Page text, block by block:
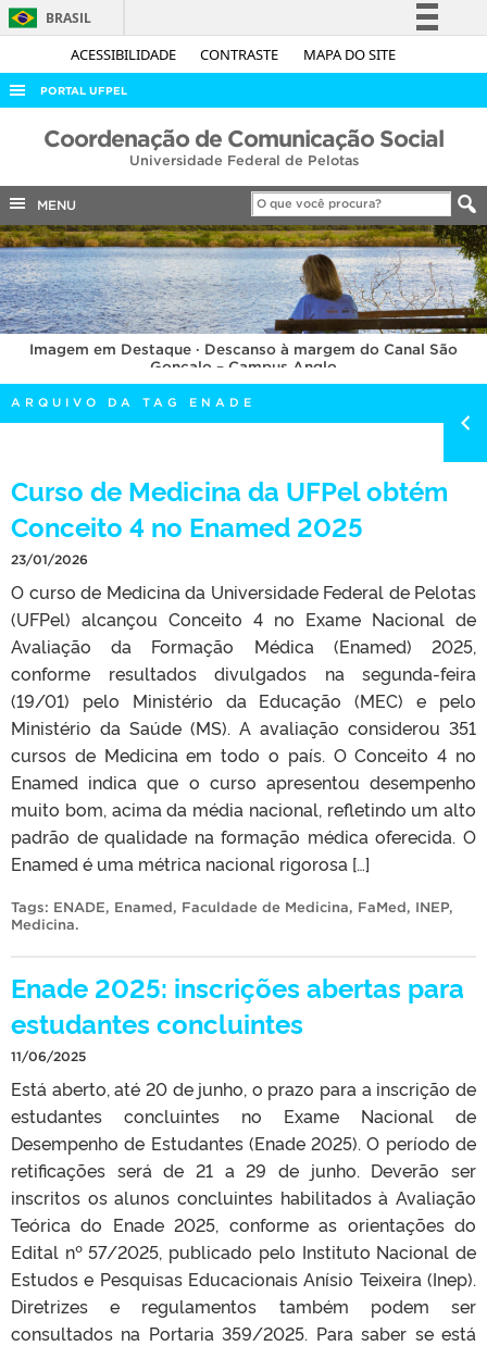
ACESSIBILIDADE CONTRASTE MAPA DO SITE
BRASIL
Simplifique!
Acesso à informação
Legislação
Canais
PORTAL UFPEL
ACESSO À INFORMAÇÃO
COBALTO
CONCURSOS
EDITAIS
INTERNACIONAL
OUVIDORIA
PORTARIAS
TELEFONES
Coordenação de Comunicação Social
Universidade Federal de Pelotas
MENU
Imagem em Destaque · Descanso à margem do Canal São
Gonçalo – Campus Anglo
ARQUIVO DA TAG ENADE
Curso de Medicina da UFPel obtém
Conceito 4 no Enamed 2025
23/01/2026
O curso de Medicina da Universidade Federal de Pelotas
(UFPel) alcançou Conceito 4 no Exame Nacional de
Avaliação da Formação Médica (Enamed) 2025,
conforme resultados divulgados na segunda-feira
(19/01) pelo Ministério da Educação (MEC) e pelo
Ministério da Saúde (MS). A avaliação considerou 351
cursos de Medicina em todo o país. O Conceito 4 no
Enamed indica que o curso apresentou desempenho
muito bom, acima da média nacional, refletindo um alto
padrão de qualidade na formação médica oferecida. O
Enamed é uma métrica nacional rigorosa […]
Tags: ENADE, Enamed, Faculdade de Medicina, FaMed, INEP,
Medicina.
Enade 2025: inscrições abertas para
estudantes concluintes
11/06/2025
Está aberto, até 20 de junho, o prazo para a inscrição de
estudantes concluintes no Exame Nacional de
Desempenho de Estudantes (Enade 2025). O período de
retificações será de 21 a 29 de junho. Deverão ser
inscritos os alunos concluintes habilitados à Avaliação
Teórica do Enade 2025, conforme as orientações do
Edital nº 57/2025, publicado pelo Instituto Nacional de
Estudos e Pesquisas Educacionais Anísio Teixeira (Inep).
Diretrizes e regulamentos também podem ser
consultados na Portaria 359/2025. Para saber se está